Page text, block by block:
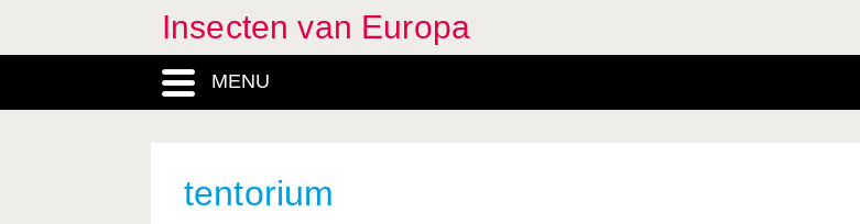
Insecten van Europa
MENU
tentorium